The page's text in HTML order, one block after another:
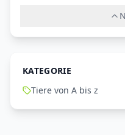
KATEGORIE
Tiere von A bis z